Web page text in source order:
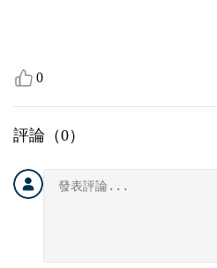
0
評論（0）